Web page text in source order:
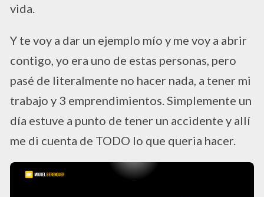
vida.
Y te voy a dar un ejemplo mío y me voy a abrir
contigo, yo era uno de estas personas, pero
pasé de literalmente no hacer nada, a tener mi
trabajo y 3 emprendimientos. Simplemente un
día estuve a punto de tener un accidente y allí
me di cuenta de TODO lo que queria hacer.